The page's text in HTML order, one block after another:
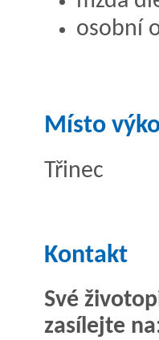
osobní
Místo
Třinec
Kontakt
Své
zasílejte